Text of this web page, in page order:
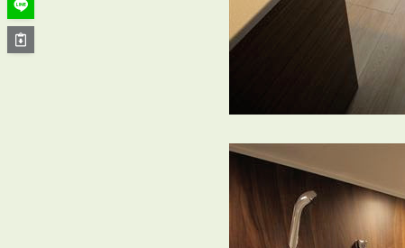
マンションの自主管理について
03-6262-9556